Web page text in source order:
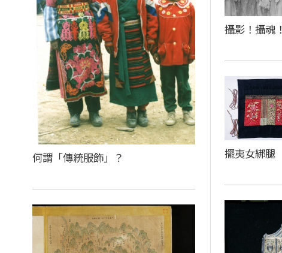
何謂「傳統服飾」？
攝影！攝魂！
擺夷女綁腿